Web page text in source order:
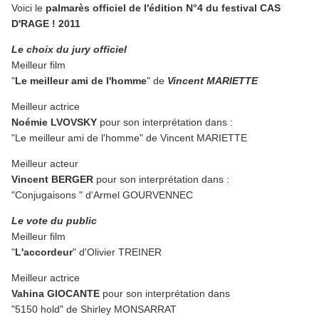
Voici le palmarès officiel de l'édition N°4 du festival CAS
D'RAGE ! 2011
Le choix du jury officiel
Meilleur film
"Le meilleur ami de l'homme" de Vincent MARIETTE
Meilleur actrice
Noémie LVOVSKY pour son interprétation dans :
"Le meilleur ami de l'homme" de Vincent MARIETTE
Meilleur acteur
Vincent BERGER pour son interprétation dans :
"Conjugaisons " d'Armel GOURVENNEC
Le vote du public
Meilleur film
"L'accordeur" d'Olivier TREINER
Meilleur actrice
Vahina GIOCANTE pour son interprétation dans
"5150 hold" de Shirley MONSARRAT